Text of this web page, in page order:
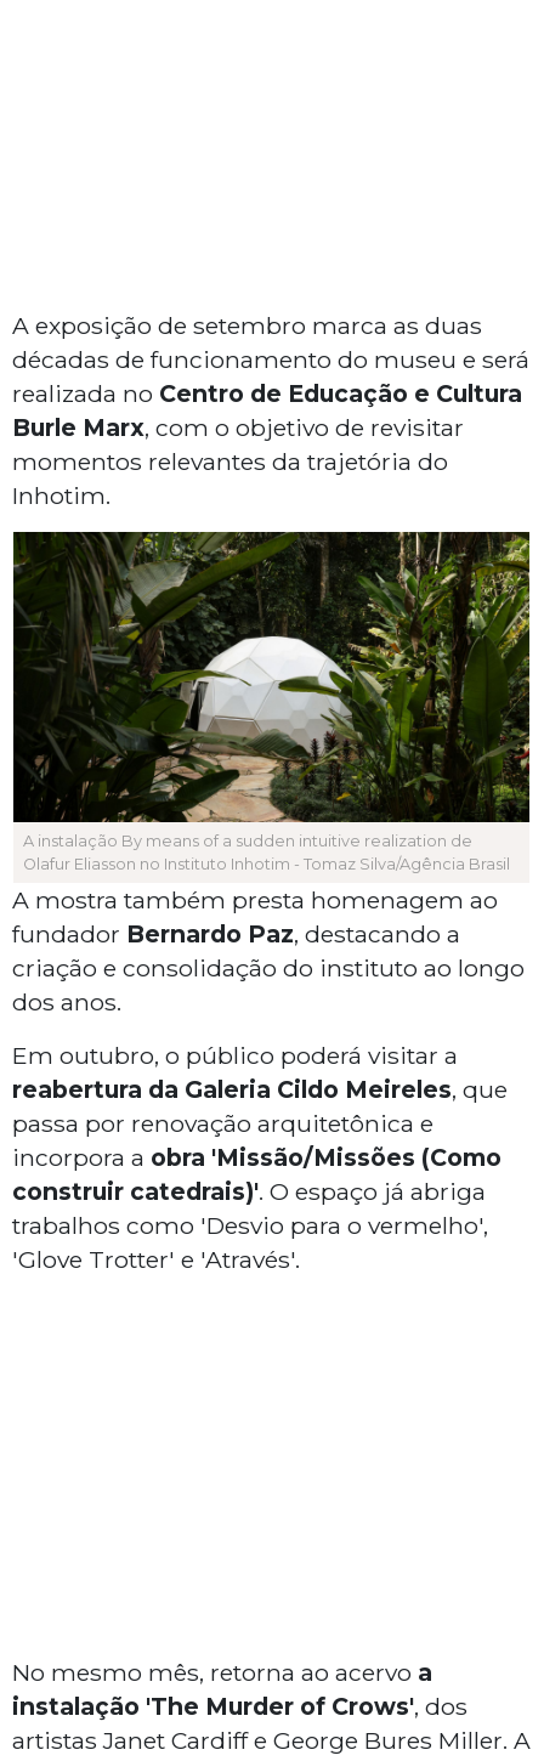
A exposição de setembro marca as duas
décadas de funcionamento do museu e será
realizada no Centro de Educação e Cultura
Burle Marx, com o objetivo de revisitar
momentos relevantes da trajetória do
Inhotim.
A instalação By means of a sudden intuitive realization de
Olafur Eliasson no Instituto Inhotim - Tomaz Silva/Agência Brasil
A mostra também presta homenagem ao
fundador Bernardo Paz, destacando a
criação e consolidação do instituto ao longo
dos anos.
Em outubro, o público poderá visitar a
reabertura da Galeria Cildo Meireles, que
passa por renovação arquitetônica e
incorpora a obra 'Missão/Missões (Como
construir catedrais)'. O espaço já abriga
trabalhos como 'Desvio para o vermelho',
'Glove Trotter' e 'Através'.
No mesmo mês, retorna ao acervo a
instalação 'The Murder of Crows', dos
artistas Janet Cardiff e George Bures Miller. A